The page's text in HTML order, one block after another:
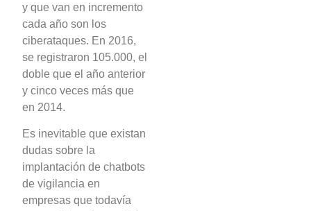
y que van en incremento
cada año son los
ciberataques. En 2016,
se registraron 105.000, el
doble que el año anterior
y cinco veces más que
en 2014.
Es inevitable que existan
dudas sobre la
implantación de chatbots
de vigilancia en
empresas que todavía